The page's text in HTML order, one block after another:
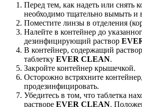
Перед тем, как надеть или снять
необходимо тщательно вымыть и
Поместите линзы в отделения
Налейте в контейнер до
дезинфицирующий раствор
В контейнер, содержащий
таблетку EVER CLEAN.
Закройте контейнер крышечкой.
Осторожно встряхните
продезинфицировать.
Убедитесь в том, что таблетка
растворе EVER CLEAN.